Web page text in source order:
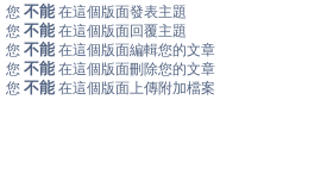
您 不能 在這個版面發表主題
您 不能 在這個版面回覆主題
您 不能 在這個版面編輯您的文章
您 不能 在這個版面刪除您的文章
您 不能 在這個版面上傳附加檔案